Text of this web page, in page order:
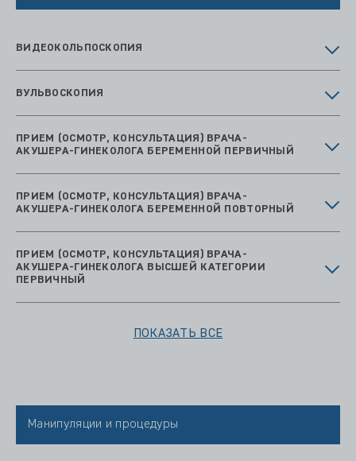
ВИДЕОКОЛЬПОСКОПИЯ
ВУЛЬВОСКОПИЯ
ПРИЕМ (ОСМОТР, КОНСУЛЬТАЦИЯ) ВРАЧА-
АКУШЕРА-ГИНЕКОЛОГА БЕРЕМЕННОЙ ПЕРВИЧНЫЙ
ПРИЕМ (ОСМОТР, КОНСУЛЬТАЦИЯ) ВРАЧА-
АКУШЕРА-ГИНЕКОЛОГА БЕРЕМЕННОЙ ПОВТОРНЫЙ
ПРИЕМ (ОСМОТР, КОНСУЛЬТАЦИЯ) ВРАЧА-
АКУШЕРА-ГИНЕКОЛОГА ВЫСШЕЙ КАТЕГОРИИ
ПЕРВИЧНЫЙ
ПОКАЗАТЬ ВСЕ
Манипуляции и процедуры